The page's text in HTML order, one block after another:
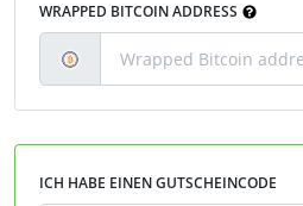
WRAPPED BITCOIN ADDRESS
ICH HABE EINEN GUTSCHEINCODE